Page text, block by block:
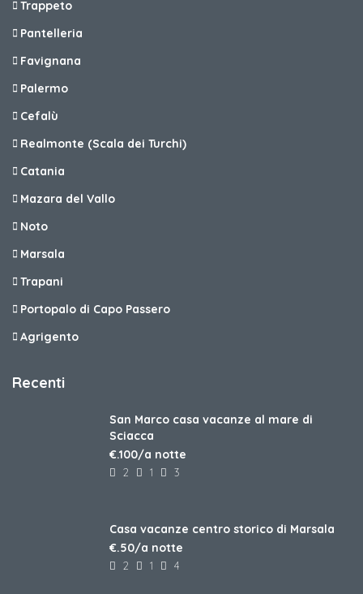
Trappeto
Pantelleria
Favignana
Palermo
Cefalù
Realmonte (Scala dei Turchi)
Catania
Mazara del Vallo
Noto
Marsala
Trapani
Portopalo di Capo Passero
Agrigento
Recenti
San Marco casa vacanze al mare di
Sciacca
€.100/a notte
2 1 3
Casa vacanze centro storico di Marsala
€.50/a notte
2 1 4